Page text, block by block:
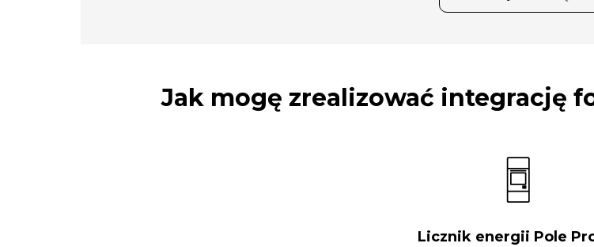
Jak mogę zrealizować integrację
Licznik energii Pole